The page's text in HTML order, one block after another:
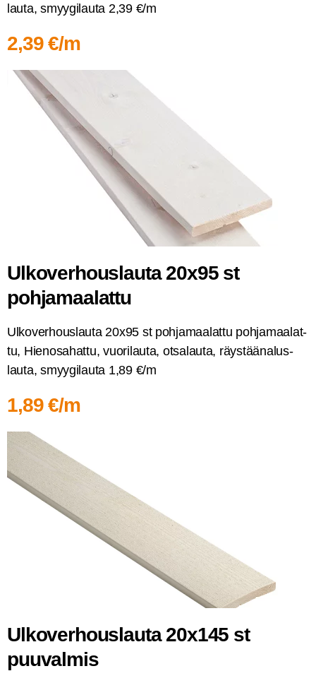
lau­ta, smyy­gi­lau­ta 2,39 €/m
2,39 €/m
Ulko­ver­hous­lau­ta 20x95 st
pohjamaalattu
Ulko­ver­hous­lau­ta 20x95 st poh­ja­maa­lat­tu poh­ja­maa­lat­
tu, Hien­osa­hat­tu, vuo­ri­lau­ta, otsa­lau­ta, räys­tää­na­lus­
lau­ta, smyy­gi­lau­ta 1,89 €/m
1,89 €/m
Ulko­ver­hous­lau­ta 20x145 st
puuvalmis